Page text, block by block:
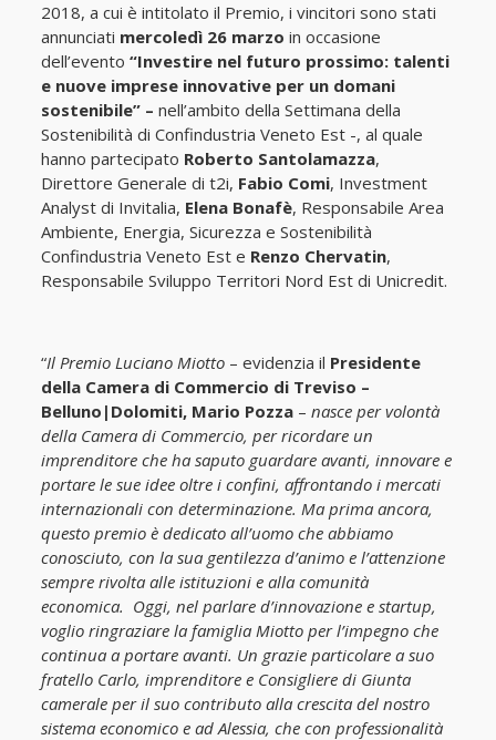
2018, a cui è intitolato il Premio, i vincitori sono stati
annunciati mercoledì 26 marzo in occasione
dell’evento “Investire nel futuro prossimo: talenti
e nuove imprese innovative per un domani
sostenibile” – nell’ambito della Settimana della
Sostenibilità di Confindustria Veneto Est -, al quale
hanno partecipato Roberto Santolamazza,
Direttore Generale di t2i, Fabio Comi, Investment
Analyst di Invitalia, Elena Bonafè, Responsabile Area
Ambiente, Energia, Sicurezza e Sostenibilità
Confindustria Veneto Est e Renzo Chervatin,
Responsabile Sviluppo Territori Nord Est di Unicredit.
“Il Premio Luciano Miotto– evidenzia il Presidente
della Camera di Commercio di Treviso –
Belluno|Dolomiti, Mario Pozza– nasce per volontà
della Camera di Commercio, per ricordare un
imprenditore che ha saputo guardare avanti, innovare e
portare le sue idee oltre i confini, affrontando i mercati
internazionali con determinazione. Ma prima ancora,
questo premio è dedicato all’uomo che abbiamo
conosciuto, con la sua gentilezza d’animo e l’attenzione
sempre rivolta alle istituzioni e alla comunità
economica. Oggi, nel parlare d’innovazione e startup,
voglio ringraziare la famiglia Miotto per l’impegno che
continua a portare avanti. Un grazie particolare a suo
fratello Carlo, imprenditore e Consigliere di Giunta
camerale per il suo contributo alla crescita del nostro
sistema economico e ad Alessia, che con professionalità